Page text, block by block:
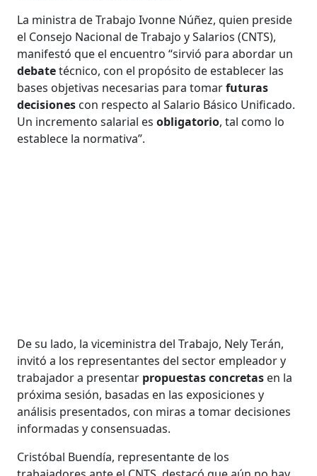
La ministra de Trabajo Ivonne Núñez, quien preside
el Consejo Nacional de Trabajo y Salarios (CNTS),
manifestó que el encuentro “sirvió para abordar un
debatetécnico, con el propósito de establecer las
bases objetivas necesarias para tomarfuturas
decisiones con respecto al Salario Básico Unificado.
Un incremento salarial esobligatorio, tal como lo
establece la normativa”.
De su lado, la viceministra del Trabajo, Nely Terán,
invitó a los representantes del sector empleador y
trabajador a presentar propuestasconcretas en la
próxima sesión, basadas en las exposiciones y
análisis presentados, con miras a tomar decisiones
informadas y consensuadas.
Cristóbal Buendía, representante de los